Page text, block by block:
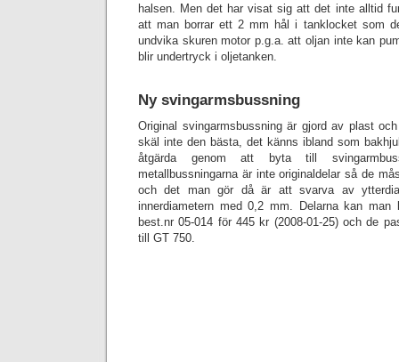
halsen. Men det har visat sig att det inte alltid
att man borrar ett 2 mm hål i tanklocket som
undvika skuren motor p.g.a. att oljan inte kan
blir undertryck i oljetanken.
Ny svingarmsbussning
Original svingarmsbussning är gjord av plast
skäl inte den bästa, det känns ibland som
åtgärda genom att byta till
metallbussningarna är inte originaldelar så de
och det man gör då är att svarva av
innerdiametern med 0,2 mm. Delarna kan
best.nr 05-014 för 445 kr (2008-01-25) och de
till GT 750.